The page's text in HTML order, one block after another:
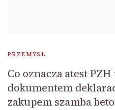
PRZEMYSŁ
Co oznacza atest
dokumentem
zakupem szamba